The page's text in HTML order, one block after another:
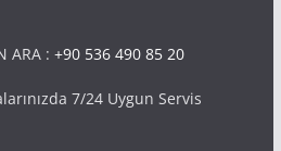
ARA : +90 536 490 85 20
7/24 Uygun Servis